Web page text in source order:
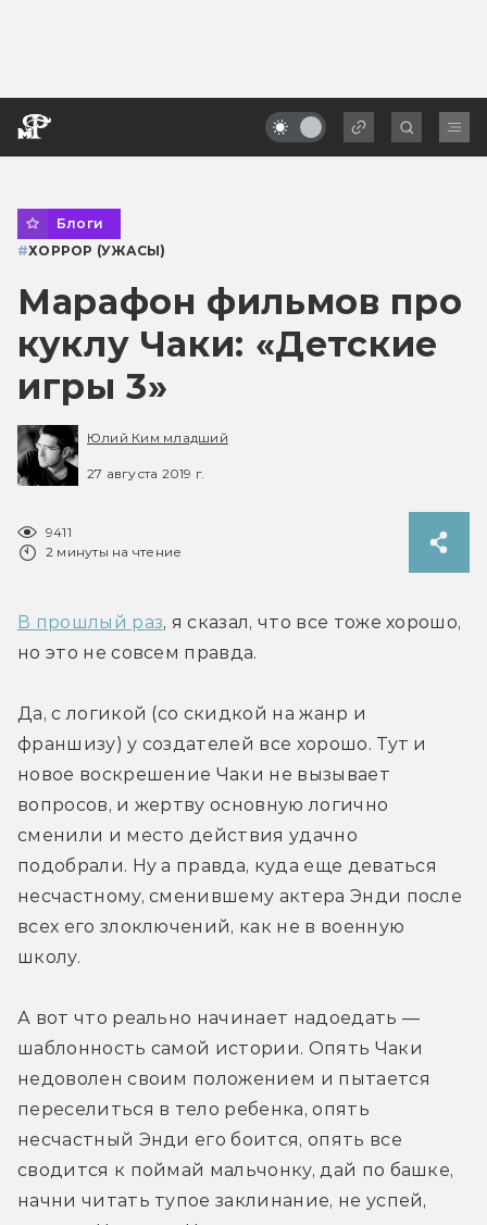
Блоги
#ХОРРОР (УЖАСЫ)
Марафон фильмов про
куклу Чаки: «Детские
игры 3»
Юлий Ким младший
27 августа 2019 г.
9411
2 минуты на чтение
В прошлый раз, я сказал, что все тоже хорошо,
но это не совсем правда.
Да, с логикой (со скидкой на жанр и
франшизу) у создателей все хорошо. Тут и
новое воскрешение Чаки не вызывает
вопросов, и жертву основную логично
сменили и место действия удачно
подобрали. Ну а правда, куда еще деваться
несчастному, сменившему актера Энди после
всех его злоключений, как не в военную
школу.
А вот что реально начинает надоедать —
шаблонность самой истории. Опять Чаки
недоволен своим положением и пытается
переселиться в тело ребенка, опять
несчастный Энди его боится, опять все
сводится к поймай мальчонку, дай по башке,
начни читать тупое заклинание, не успей,